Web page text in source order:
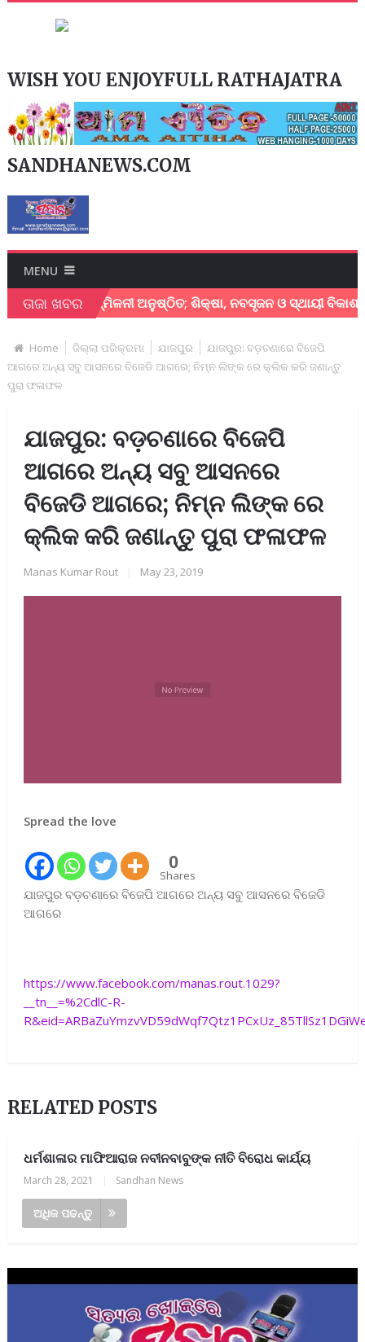
WISH YOU ENJOYFULL RATHAJATRA
SANDHANEWS.COM
MENU
ତାଜା ଖବର
ସମ୍ମିଳନୀ ଅନୁଷ୍ଠିତ; ଶିକ୍ଷା, ନବସୃଜନ ଓ ସ୍ଥାୟୀ ବିକାଶ ଉପରେ
Home ଜିଲ୍ଲା ପରିକ୍ରମା ଯାଜପୁର
ଯାଜପୁର: ବଡ଼ଚଣାରେ ବିଜେପି
ଆଗରେ ଅନ୍ୟ ସବୁ ଆସନରେ ବିଜେଡି ଆଗରେ; ନିମ୍ନ ଲିଙ୍କ ରେ କ୍ଲିକ କରି ଜଣାନ୍ତୁ
ପୁରା ଫଳାଫଳ
ଯାଜପୁର: ବଡ଼ଚଣାରେ ବିଜେପି
ଆଗରେ ଅନ୍ୟ ସବୁ ଆସନରେ
ବିଜେଡି ଆଗରେ; ନିମ୍ନ ଲିଙ୍କ ରେ
କ୍ଲିକ କରି ଜଣାନ୍ତୁ ପୁରା ଫଳାଫଳ
Manas Kumar Rout May 23, 2019
Spread the love
0
Shares
ଯାଜପୁର ବଡ଼ଚଣାରେ ବିଜେପି ଆଗରେ ଅନ୍ୟ ସବୁ ଆସନରେ ବିଜେଡି
ଆଗରେ
https://www.facebook.com/manas.rout.1029?
__tn__=%2CdlC-R-
RELATED POSTS
ଧର୍ମଶାଳାର ମାଫିଆରାଜ ନବୀନବାବୁଙ୍କ ନୀତି ବିରୋଧ କାର୍ଯ୍ୟ
March 28, 2021 Sandhan News
ଅଧିକ ପଢନ୍ତୁ